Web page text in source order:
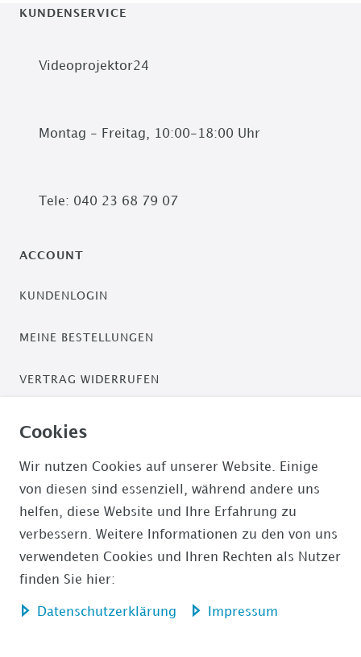
KUNDENSERVICE
Videoprojektor24
Montag - Freitag, 10:00-18:00 Uhr
Tele: 040 23 68 79 07
ACCOUNT
KUNDENLOGIN
MEINE BESTELLUNGEN
VERTRAG WIDERRUFEN
PAYPAL / PAYPAL PLUS
Cookies
Wir nutzen Cookies auf unserer Website. Einige
von diesen sind essenziell, während andere uns
helfen, diese Website und Ihre Erfahrung zu
verbessern. Weitere Informationen zu den von uns
verwendeten Cookies und Ihren Rechten als Nutzer
finden Sie hier:
Daten­schutz­erklärung Impressum